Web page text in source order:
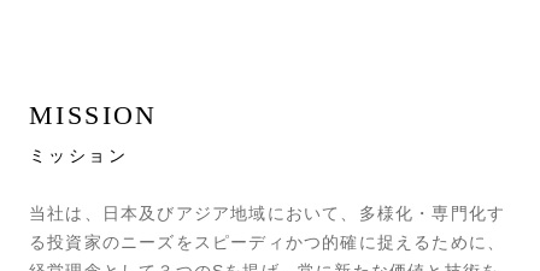
MISSION
ミッション
当社は、日本及びアジア地域において、多様化・専門化す
る投資家のニーズをスピーディかつ的確に捉えるために、